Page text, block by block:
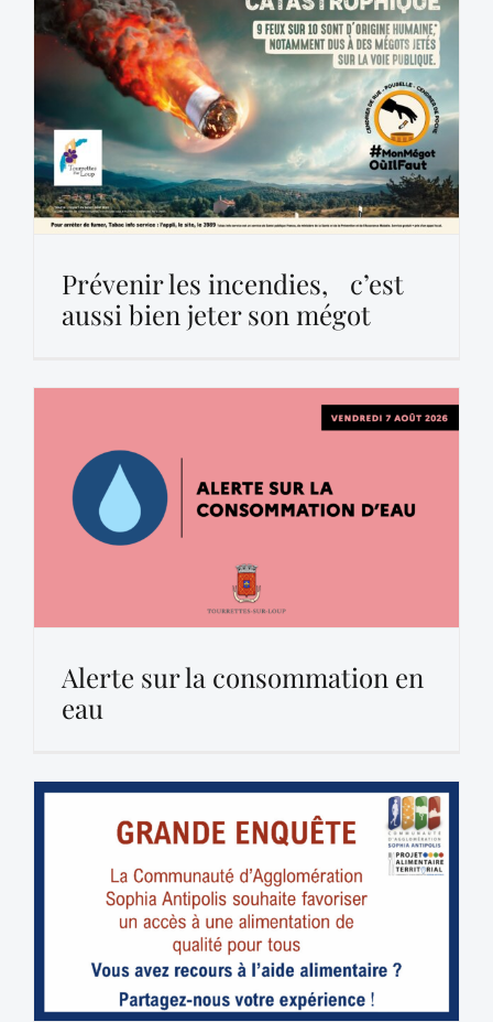
Prévenir les incendies, c’est
aussi bien jeter son mégot
Alerte sur la consommation en
eau